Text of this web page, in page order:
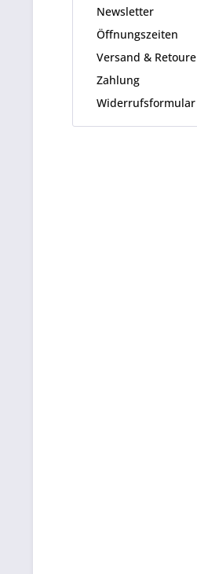
Newsletter
Öffnungszeiten
Versand & Retoure
Zahlung
Widerrufsformular